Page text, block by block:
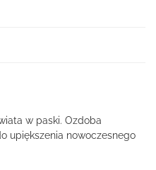
w paski. Ozdoba
upiększenia nowoczesnego